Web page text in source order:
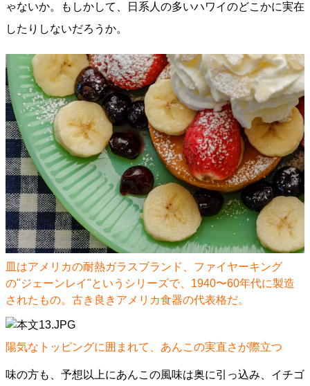
ゃないか。もしかして、日系人の多いハワイのどこかに実在
したりしないだろうか。
皿はアメリカの耐熱ガラスブランド、ファイヤーキング
の"ジェーンレイ"というシリーズで、1940〜60年代に製造
されたもの。古き良きアメリカ食器の代表格だ。
陽気なトッピングに囲まれて、あんこの実直さが際立つ
味の方も、予想以上にあんこの風味は奥に引っ込み、イチゴ